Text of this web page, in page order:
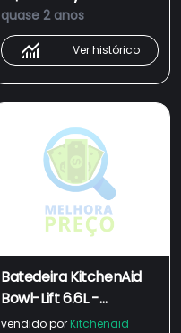
quase 2 anos
Ver histórico
Batedeira KitchenAid
Bowl-Lift 6.6L -
KEC66AV
vendido por Kitchenaid